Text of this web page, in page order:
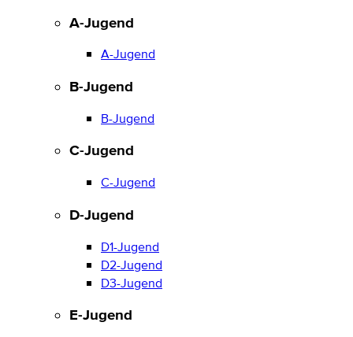
A-Jugend
A-Jugend
B-Jugend
B-Jugend
C-Jugend
C-Jugend
D-Jugend
D1-Jugend
D2-Jugend
D3-Jugend
E-Jugend